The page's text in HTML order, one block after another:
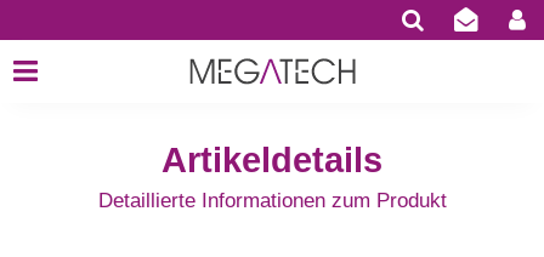
Artikeldetails
Detaillierte Informationen zum Produkt